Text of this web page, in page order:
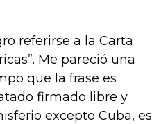
referirse a la Carta
Me pareció una
que la frase es
firmado libre y
excepto Cuba, es